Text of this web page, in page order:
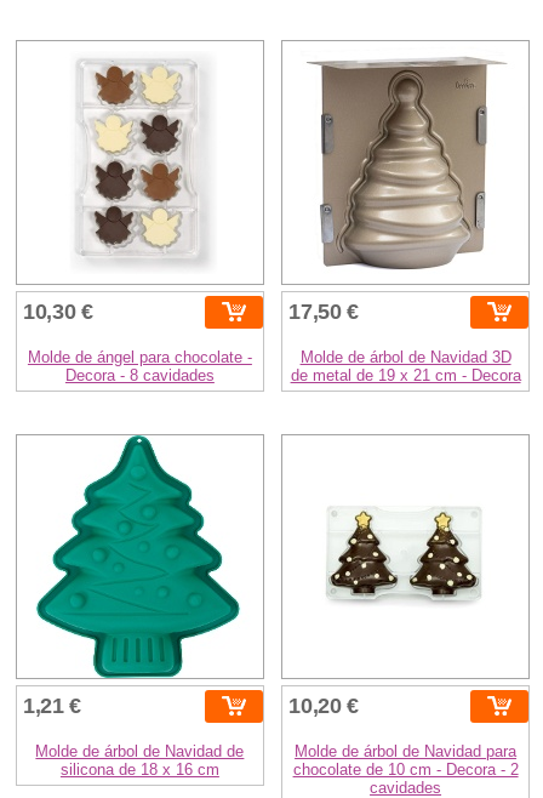
10,30 €
Molde de ángel para chocolate -
Decora - 8 cavidades
17,50 €
Molde de árbol de Navidad 3D
de metal de 19 x 21 cm - Decora
1,21 €
Molde de árbol de Navidad de
silicona de 18 x 16 cm
10,20 €
Molde de árbol de Navidad para
chocolate de 10 cm - Decora - 2
cavidades